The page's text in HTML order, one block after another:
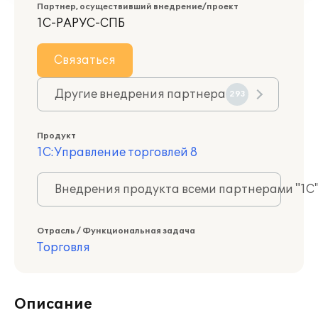
Партнер, осуществивший внедрение/проект
1С-РАРУС-СПБ
Связаться
Другие внедрения партнера 293
Продукт
1С:Управление торговлей 8
Внедрения продукта всеми партнерами
Отрасль / Функциональная задача
Торговля
Описание